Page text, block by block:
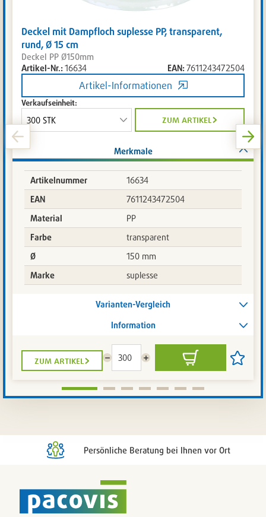
Deckel mit Dampfloch suplesse PP, transparent,
rund, Ø 15 cm
Deckel PP Ø150mm
Artikel-Nr.:16634 EAN:7611243472504
Artikel-Informationen
Verkaufseinheit:
zum artikel
Merkmale
Artikelnummer
16634
EAN
7611243472504
Material
PP
Farbe
transparent
Ø
150 mm
Marke
suplesse
Varianten-Vergleich
Information
zum artikel
Menge
reduzieren
Menge
erhöhen
In
den
Artikel
setzen
Persönliche Beratung bei Ihnen vor Ort